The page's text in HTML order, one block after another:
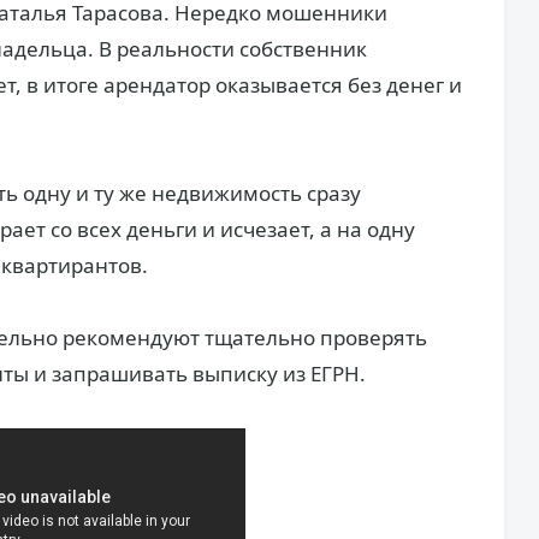
Тарасова. Нередко мошенники
В реальности собственник
в итоге арендатор оказывается без денег и
одну и ту же недвижимость сразу
со всех деньги и исчезает, а на одну
рекомендуют тщательно проверять
и запрашивать выписку из ЕГРН.